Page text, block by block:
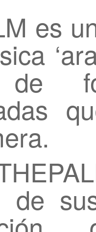
es
de
de